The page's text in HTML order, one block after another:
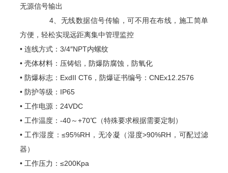
无源信号输出
4、 无线数据信号传输，可不用在布线，施工简单
方便，轻松实现远距离集中管理监控
• 连线方式：3/4″NPT内螺纹
• 壳体材料：压铸铝，防爆防腐蚀，防氧化
• 防爆标志：ExdII CT6，防爆证书编号：CNEx12.2576
• 防护等级：IP65
• 工作电源：24VDC
• 工作温度：-40～+70℃（特殊要求根据需要定制）
• 工作湿度：≤95%RH，无冷凝（湿度>90%RH，可配过滤
器）
• 工作压力：≤200Kpa